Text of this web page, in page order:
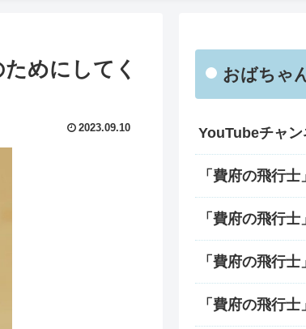
めにしてく
2023.09.10
おばちゃ
YouTubeチャン
「費府の飛行
「費府の飛行士
「費府の飛行
「費府の飛行